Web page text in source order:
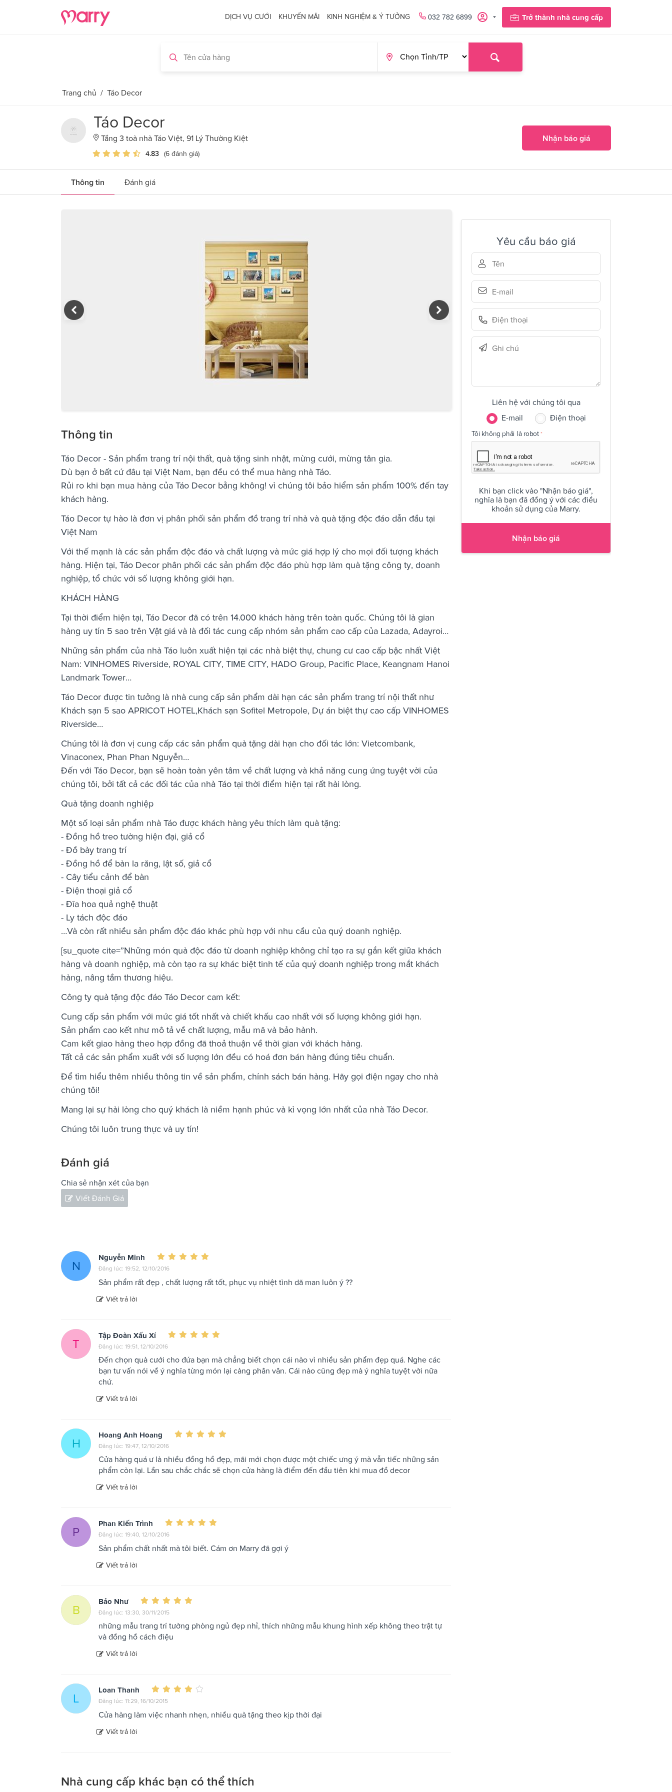
Trở thành nhà cung cấp
032 782 6899
DỊCH VỤ CƯỚI KHUYẾN MÃI KINH NGHIỆM & Ý TƯỞNG
Trang chủ / Táo Decor
Táo Decor
Tầng 3 toà nhà Táo Việt, 91 Lý Thường Kiệt
4.83 (6 đánh giá)
Nhận báo giá
Thông tin Đánh giá
Thông tin
Táo Decor - Sản phẩm trang trí nội thất, quà tặng sinh nhật, mừng cưới, mừng tân gia.
Dù bạn ở bất cứ đâu tại Việt Nam, bạn đều có thể mua hàng nhà Táo.
Rủi ro khi bạn mua hàng của Táo Decor bằng không! vì chúng tôi bảo hiểm sản phẩm 100% đến tay
khách hàng.
Táo Decor tự hào là đơn vị phân phối sản phẩm đồ trang trí nhà và quà tặng độc đáo dẫn đầu tại
Việt Nam
Với thế mạnh là các sản phẩm độc đáo và chất lượng và mức giá hợp lý cho mọi đối tượng khách
hàng. Hiện tại, Táo Decor phân phối các sản phẩm độc đáo phù hợp làm quà tặng công ty, doanh
nghiệp, tổ chức với số lượng không giới hạn.
KHÁCH HÀNG
Tại thời điểm hiện tại, Táo Decor đã có trên 14.000 khách hàng trên toàn quốc. Chúng tôi là gian
hàng uy tín 5 sao trên Vật giá và là đối tác cung cấp nhóm sản phẩm cao cấp của Lazada, Adayroi…
Những sản phẩm của nhà Táo luôn xuất hiện tại các nhà biệt thự, chung cư cao cấp bậc nhất Việt
Nam: VINHOMES Riverside, ROYAL CITY, TIME CITY, HADO Group, Pacific Place, Keangnam Hanoi
Landmark Tower…
Táo Decor được tin tưởng là nhà cung cấp sản phẩm dài hạn các sản phẩm trang trí nội thất như
Khách sạn 5 sao APRICOT HOTEL,Khách sạn Sofitel Metropole, Dự án biệt thự cao cấp VINHOMES
Riverside…
Chúng tôi là đơn vị cung cấp các sản phẩm quà tặng dài hạn cho đối tác lớn: Vietcombank,
Vinaconex, Phan Phan Nguyễn…
Đến với Táo Decor, bạn sẽ hoàn toàn yên tâm về chất lượng và khả năng cung ứng tuyệt vời của
chúng tôi, bởi tất cả các đối tác của nhà Táo tại thời điểm hiện tại rất hài lòng.
Quà tặng doanh nghiệp
Một số loại sản phẩm nhà Táo được khách hàng yêu thích làm quà tặng:
- Đồng hồ treo tường hiện đại, giả cổ
- Đồ bày trang trí
- Đồng hồ để bàn la răng, lật số, giả cổ
- Cây tiểu cảnh để bàn
- Điện thoại giả cổ
- Đĩa hoa quả nghệ thuật
- Ly tách độc đáo
…Và còn rất nhiều sản phẩm độc đáo khác phù hợp với nhu cầu của quý doanh nghiệp.
[su_quote cite=”Những món quà độc đáo từ doanh nghiệp không chỉ tạo ra sự gắn kết giữa khách
hàng và doanh nghiệp, mà còn tạo ra sự khác biệt tinh tế của quý doanh nghiệp trong mắt khách
hàng, nâng tầm thương hiệu.
Công ty quà tặng độc đáo Táo Decor cam kết:
Cung cấp sản phẩm với mức giá tốt nhất và chiết khấu cao nhất với số lượng không giới hạn.
Sản phẩm cao kết như mô tả về chất lượng, mẫu mã và bảo hành.
Cam kết giao hàng theo hợp đồng đã thoả thuận về thời gian với khách hàng.
Tất cả các sản phẩm xuất với số lượng lớn đều có hoá đơn bán hàng đúng tiêu chuẩn.
Để tìm hiểu thêm nhiều thông tin về sản phẩm, chính sách bán hàng. Hãy gọi điện ngay cho nhà
chúng tôi!
Mang lại sự hài lòng cho quý khách là niềm hạnh phúc và kì vọng lớn nhất của nhà Táo Decor.
Chúng tôi luôn trung thực và uy tín!
Đánh giá
Chia sẻ nhận xét của bạn
Viết Đánh Giá
N
Nguyễn Minh
Đăng lúc: 19:52, 12/10/2016
Sản phẩm rất đẹp , chất lượng rất tốt, phục vụ nhiệt tình dã man luôn ý ??
Viết trả lời
T
Tập Đoàn Xấu Xí
Đăng lúc: 19:51, 12/10/2016
Đến chọn quà cưới cho đứa bạn mà chẳng biết chọn cái nào vì nhiều sản phẩm đẹp quá. Nghe các
bạn tư vấn nói về ý nghĩa từng món lại càng phân vân. Cái nào cũng đẹp mà ý nghĩa tuyệt vời nữa
chứ.
Viết trả lời
H
Hoang Anh Hoang
Đăng lúc: 19:47, 12/10/2016
Cửa hàng quá ư là nhiều đồng hồ đẹp, mãi mới chọn được một chiếc ưng ý mà vẫn tiếc những sản
phẩm còn lại. Lần sau chắc chắc sẽ chọn cửa hàng là điểm đến đầu tiên khi mua đồ decor
Viết trả lời
P
Phan Kiến Trình
Đăng lúc: 19:40, 12/10/2016
Sản phẩm chất nhất mà tôi biết. Cám ơn Marry đã gợi ý
Viết trả lời
B
Bảo Như
Đăng lúc: 13:30, 30/11/2015
những mẫu trang trí tường phòng ngủ đẹp nhỉ, thích những mẫu khung hình xếp không theo trật tự
và đồng hồ cách điệu
Viết trả lời
L
Loan Thanh
Đăng lúc: 11:29, 16/10/2015
Cửa hàng làm việc nhanh nhẹn, nhiều quà tặng theo kịp thời đại
Viết trả lời
Nhà cung cấp khác bạn có thể thích
Yêu cầu báo giá
Liên hệ với chúng tôi qua
E-mail
Điện thoại
Tôi không phải là robot
Khi bạn click vào "Nhận báo giá",
nghĩa là bạn đã đồng ý với các điều
khoản sử dụng của Marry.
Nhận báo giá